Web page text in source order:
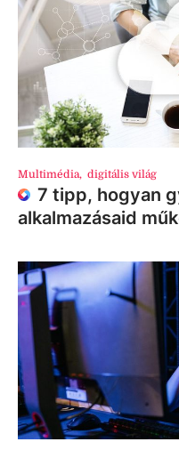
Multimédia, digitális világ
7 tipp, hogyan
alkalmazásaid